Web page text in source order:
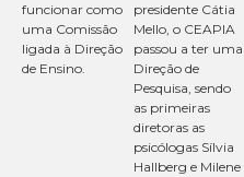
funcionar como
uma Comissão
ligada à Direção
de Ensino.
presidente Cátia
Mello, o CEAPIA
passou a ter uma
Direção de
Pesquisa, sendo
as primeiras
diretoras as
psicólogas Sílvia
Hallberg e Milene